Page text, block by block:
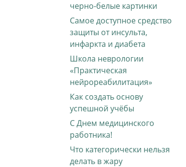
черно-белые картинки
Самое доступное средство
защиты от инсульта,
инфаркта и диабета
Школа неврологии
«Практическая
нейрореабилитация»
Как создать основу
успешной учёбы
С Днем медицинского
работника!
Что категорически нельзя
делать в жару